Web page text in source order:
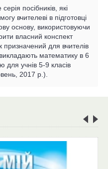
посібників, які
вчителеві в підготовці
основу, використовуючи
власний конспект
для вчителів
викладають математику в 6
для учнів 5-9 класів
2017 р.).